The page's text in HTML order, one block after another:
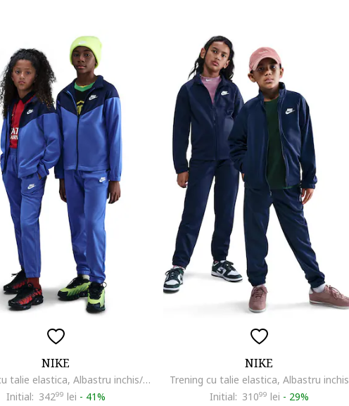
NIKE
Trening cu talie elastica, Albastru inchis/Albastru royal
Initial: 34299 lei - 41%
NIKE
Trening cu talie elastica, Albastru inchis
Initial: 31099 lei - 29%